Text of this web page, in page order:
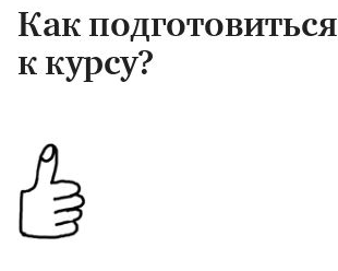
Как подготовиться
к курсу?